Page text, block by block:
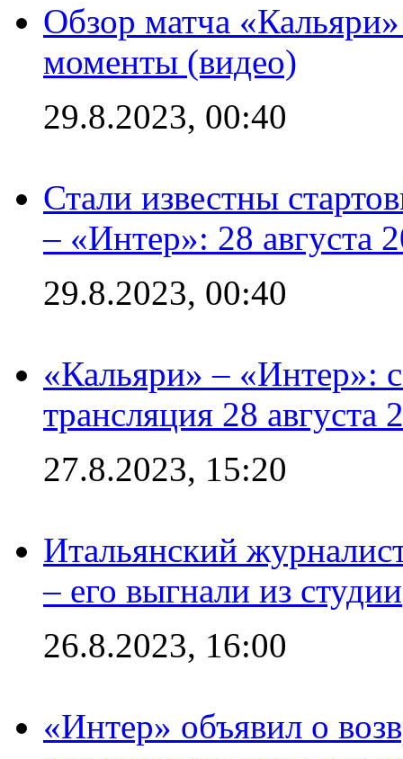
Обзор матча
моменты (видео)
29.8.2023, 00:40
Стали известны
– «Интер»: 28 августа
29.8.2023, 00:40
«Кальяри» – «Интер»:
трансляция 28 августа
27.8.2023, 15:20
Итальянский
– его выгнали из студии
26.8.2023, 16:00
«Интер» объявил о